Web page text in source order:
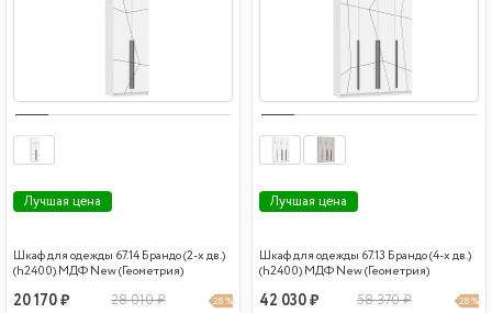
Лучшая цена
Шкаф для одежды 67.14 Брандо (2-х дв.)
(h2400) МДФ New (Геометрия)
20 170 ₽ 28 010 ₽ 28 %
Лучшая цена
Шкаф для одежды 67.13 Брандо (4-х дв.)
(h2400) МДФ New (Геометрия)
42 030 ₽ 58 370 ₽ 28 %